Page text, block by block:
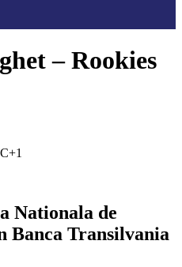
– Rookies
Nationala de
Banca Transilvania